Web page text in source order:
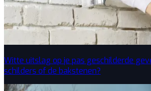
Witte uitslag op je pas geschilderde
schilders of de bakstenen?